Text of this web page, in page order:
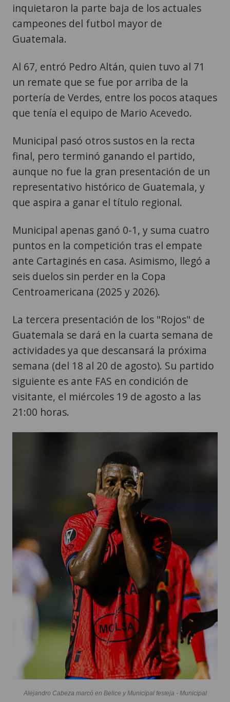
inquietaron la parte baja de los actuales
campeones del futbol mayor de
Guatemala.
Al 67, entró Pedro Altán, quien tuvo al 71
un remate que se fue por arriba de la
portería de Verdes, entre los pocos ataques
que tenía el equipo de Mario Acevedo.
Municipal pasó otros sustos en la recta
final, pero terminó ganando el partido,
aunque no fue la gran presentación de un
representativo histórico de Guatemala, y
que aspira a ganar el título regional.
Municipal apenas ganó 0-1, y suma cuatro
puntos en la competición tras el empate
ante Cartaginés en casa. Asimismo, llegó a
seis duelos sin perder en la Copa
Centroamericana (2025 y 2026).
La tercera presentación de los "Rojos" de
Guatemala se dará en la cuarta semana de
actividades ya que descansará la próxima
semana (del 18 al 20 de agosto). Su partido
siguiente es ante FAS en condición de
visitante, el miércoles 19 de agosto a las
21:00 horas.
Alejandro Cabeza marcó en Belice y Municipal festeja - Municipal